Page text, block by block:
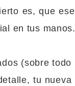
es, que
en tus manos.
(sobre
tu